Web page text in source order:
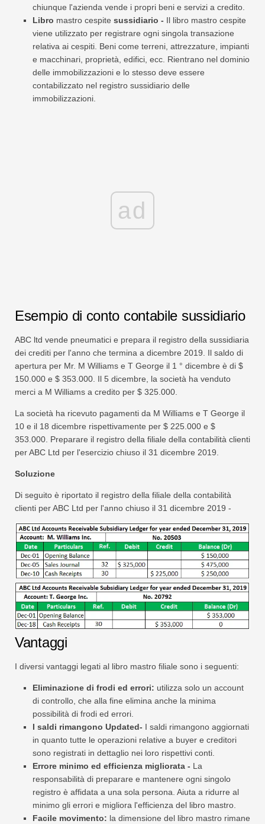
chiunque l'azienda vende i propri beni e servizi a credito.
Libro mastro cespite sussidiario - Il libro mastro cespite
viene utilizzato per registrare ogni singola transazione
relativa ai cespiti. Beni come terreni, attrezzature, impianti
e macchinari, proprietà, edifici, ecc. Rientrano nel dominio
delle immobilizzazioni e lo stesso deve essere
contabilizzato nel registro sussidiario delle
immobilizzazioni.
ad
Esempio di conto contabile sussidiario
ABC ltd vende pneumatici e prepara il registro della sussidiaria
dei crediti per l'anno che termina a dicembre 2019. Il saldo di
apertura per Mr. M Williams e T George il 1 ° dicembre è di $
150.000 e $ 353.000. Il 5 dicembre, la società ha venduto
merci a M Williams a credito per $ 325.000.
La società ha ricevuto pagamenti da M Williams e T George il
10 e il 18 dicembre rispettivamente per $ 225.000 e $
353.000. Preparare il registro della filiale della contabilità clienti
per ABC Ltd per l'esercizio chiuso il 31 dicembre 2019.
Soluzione
Di seguito è riportato il registro della filiale della contabilità
clienti per ABC Ltd per l'anno chiuso il 31 dicembre 2019 -
Vantaggi
I diversi vantaggi legati al libro mastro filiale sono i seguenti:
Eliminazione di frodi ed errori: utilizza solo un account
di controllo, che alla fine elimina anche la minima
possibilità di frodi ed errori.
I saldi rimangono Updated- I saldi rimangono aggiornati
in quanto tutte le operazioni relative a buyer e creditori
sono registrati in dettaglio nei loro rispettivi conti.
Errore minimo ed efficienza migliorata - La
responsabilità di preparare e mantenere ogni singolo
registro è affidata a una sola persona. Aiuta a ridurre al
minimo gli errori e migliora l'efficienza del libro mastro.
Facile movimento: la dimensione del libro mastro rimane